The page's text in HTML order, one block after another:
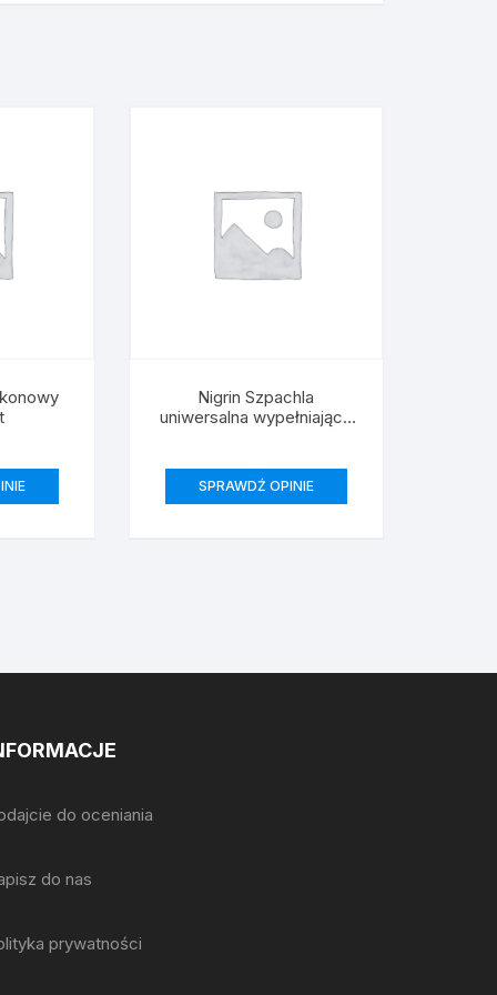
Nigrin Szpachla
uniwersalna wypełniająca
SPRAWDŹ OPINIE
do oceniania
do nas
prywatności